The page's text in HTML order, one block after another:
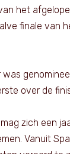
het
finale van
was
over de
zich een
Vanuit